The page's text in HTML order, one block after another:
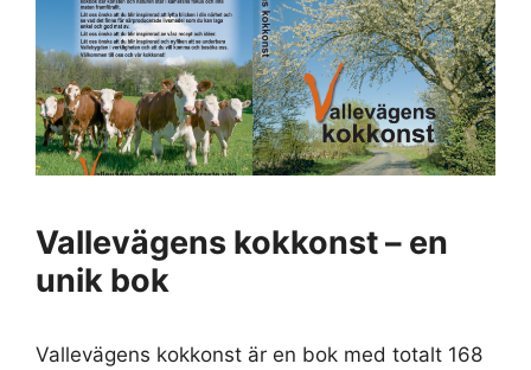
Vallevägens kokkonst – en
unik bok
Vallevägens kokkonst är en bok med totalt 168